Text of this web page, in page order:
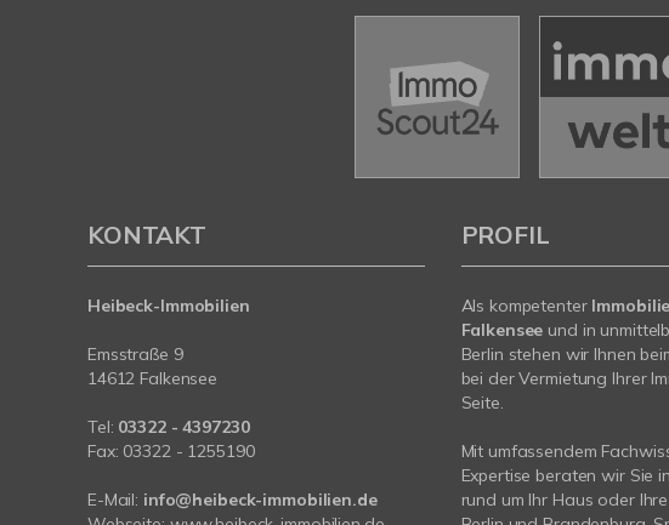
KONTAKT
Heibeck-Immobilien
Emsstraße 9
14612 Falkensee
Tel: 03322 - 4397230
Fax: 03322 - 1255190
E-Mail: info@heibeck-immobilien.de
PROFIL
Als kompetenter
Falkensee und in
Berlin stehen wir Ihnen
bei der Vermietung Ihrer
Seite.
Mit umfassendem
Expertise beraten wir Sie
rund um Ihr Haus oder